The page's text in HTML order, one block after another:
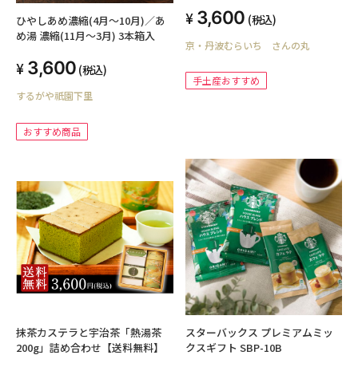
ひやしあめ濃縮(4月〜10月)／あ
め湯 濃縮(11月〜3月) 3本箱入
3,600 (税込)
するがや祇園下里
おすすめ商品
3,600 (税込)
京・丹波むらいち さんの丸
手土産おすすめ
抹茶カステラと宇治茶「熱湯茶
200g」詰め合わせ【送料無料】
スターバックス プレミアムミッ
クスギフト SBP-10B